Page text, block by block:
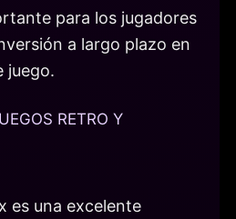
para los jugadores
a largo plazo en
juego.
RETRO Y
es una excelente